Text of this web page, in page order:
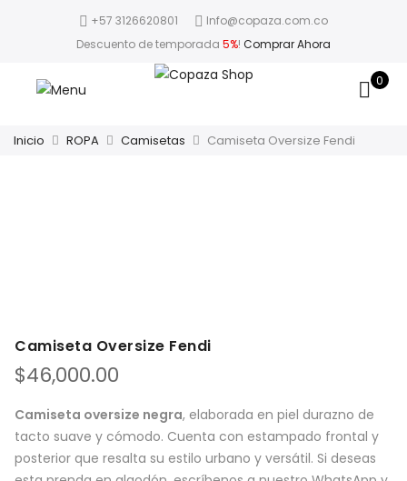
+57 3126620801
Info@copaza.com.co
Descuento de temporada 5%! Comprar Ahora
0
Inicio ROPA Camisetas Camiseta Oversize Fendi
Camiseta Oversize Fendi
$46,000.00
Camiseta oversize negra, elaborada en piel durazno de
tacto suave y cómodo. Cuenta con estampado frontal y
posterior que resalta su estilo urbano y versátil. Si deseas